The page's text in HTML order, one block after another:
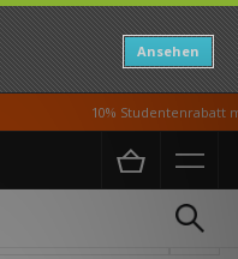
Ansehen
10% Studentenrabatt